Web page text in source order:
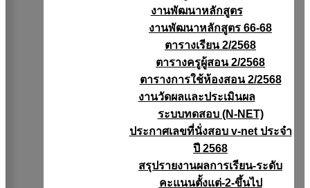
งานพัฒนาหลักสูตร
งานพัฒนาหลักสูตร 66-68
ตารางเรียน 2/2568
ตารางครูผู้สอน 2/2568
ตารางการใช้ห้องสอน 2/2568
งานวัดผลเเละประเมินผล
ระบบทดสอบ (N-NET)
ประกาศเลขที่นั่งสอบ v-net ประจำ
ปี 2568
สรุปรายงานผลการเรียน-ระดับ
คะแนนตั้งแต่-2-ขึ้นไป